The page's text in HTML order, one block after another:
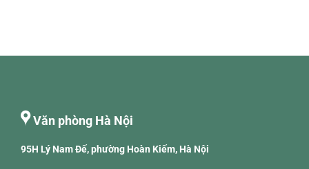
Văn phòng Hà Nội
95H Lý Nam Đế, phường Hoàn Kiếm, Hà Nội